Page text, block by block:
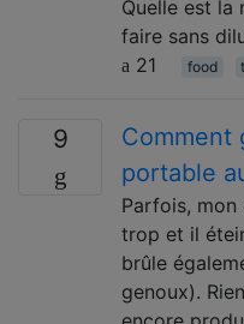
Quelle est la
faire sans
21
food
9
Comment
portable
Parfois,
trop et il
brûle
genoux).